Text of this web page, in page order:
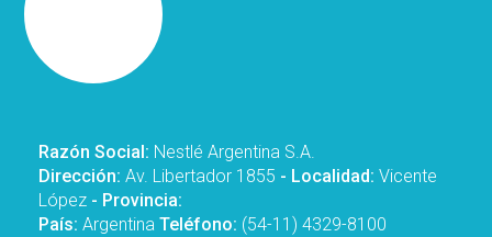
Razón Social: Nestlé Argentina S.A.
Dirección:Av. Libertador 1855 - Localidad:Vicente
López - Provincia:
País:Argentina Teléfono: (54-11) 4329-8100